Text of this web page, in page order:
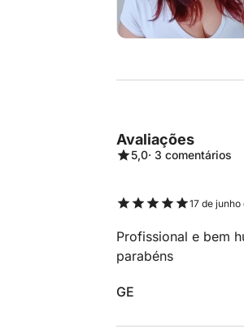
Avaliações
5,0· 3 comentários
17 de
Profissional e bem
parabéns
GE